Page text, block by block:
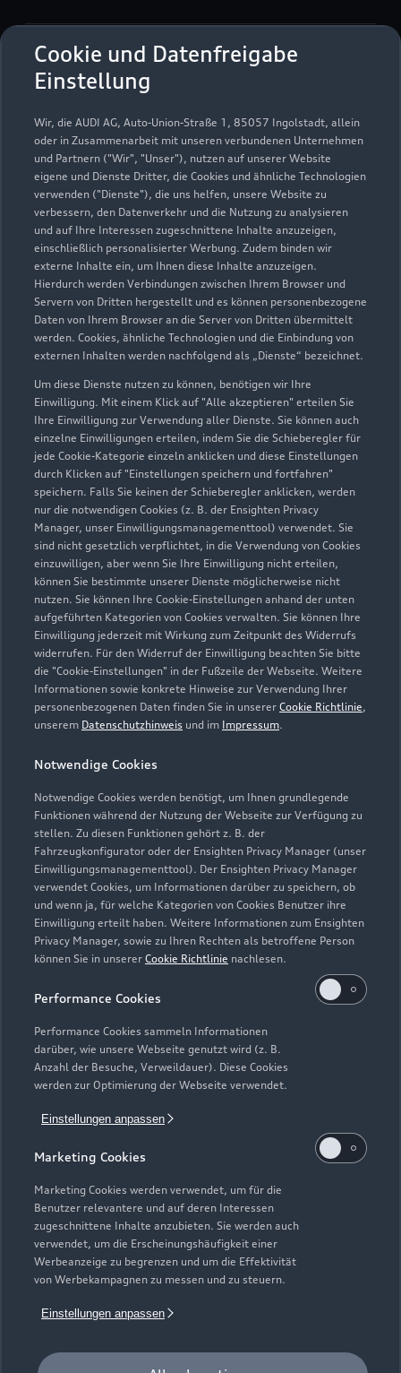
Cookie und Datenfreigabe
Einstellung
Wir, die AUDI AG, Auto-Union-Straße 1, 85057 Ingolstadt, allein
oder in Zusammenarbeit mit unseren verbundenen Unternehmen
und Partnern ("Wir", "Unser"), nutzen auf unserer Website
eigene und Dienste Dritter, die Cookies und ähnliche Technologien
verwenden ("Dienste"), die uns helfen, unsere Website zu
verbessern, den Datenverkehr und die Nutzung zu analysieren
und auf Ihre Interessen zugeschnittene Inhalte anzuzeigen,
einschließlich personalisierter Werbung. Zudem binden wir
externe Inhalte ein, um Ihnen diese Inhalte anzuzeigen.
Hierdurch werden Verbindungen zwischen Ihrem Browser und
Servern von Dritten hergestellt und es können personenbezogene
Daten von Ihrem Browser an die Server von Dritten übermittelt
werden. Cookies, ähnliche Technologien und die Einbindung von
externen Inhalten werden nachfolgend als „Dienste“ bezeichnet.
Um diese Dienste nutzen zu können, benötigen wir Ihre
Einwilligung. Mit einem Klick auf "Alle akzeptieren" erteilen Sie
Ihre Einwilligung zur Verwendung aller Dienste. Sie können auch
einzelne Einwilligungen erteilen, indem Sie die Schieberegler für
jede Cookie-Kategorie einzeln anklicken und diese Einstellungen
durch Klicken auf "Einstellungen speichern und fortfahren"
speichern. Falls Sie keinen der Schieberegler anklicken, werden
nur die notwendigen Cookies (z. B. der Ensighten Privacy
Manager, unser Einwilligungsmanagementtool) verwendet. Sie
sind nicht gesetzlich verpflichtet, in die Verwendung von Cookies
einzuwilligen, aber wenn Sie Ihre Einwilligung nicht erteilen,
können Sie bestimmte unserer Dienste möglicherweise nicht
nutzen. Sie können Ihre Cookie-Einstellungen anhand der unten
aufgeführten Kategorien von Cookies verwalten. Sie können Ihre
Einwilligung jederzeit mit Wirkung zum Zeitpunkt des Widerrufs
widerrufen. Für den Widerruf der Einwilligung beachten Sie bitte
die "Cookie-Einstellungen" in der Fußzeile der Webseite. Weitere
Informationen sowie konkrete Hinweise zur Verwendung Ihrer
personenbezogenen Daten finden Sie in unserer Cookie Richtlinie,
unserem Datenschutzhinweis und im Impressum.
Notwendige Cookies
Notwendige Cookies werden benötigt, um Ihnen grundlegende
Funktionen während der Nutzung der Webseite zur Verfügung zu
stellen. Zu diesen Funktionen gehört z. B. der
Fahrzeugkonfigurator oder der Ensighten Privacy Manager (unser
Einwilligungsmanagementtool). Der Ensighten Privacy Manager
verwendet Cookies, um Informationen darüber zu speichern, ob
und wenn ja, für welche Kategorien von Cookies Benutzer ihre
Einwilligung erteilt haben. Weitere Informationen zum Ensighten
Privacy Manager, sowie zu Ihren Rechten als betroffene Person
können Sie in unserer Cookie Richtlinie nachlesen.
Performance Cookies
Performance Cookies sammeln Informationen
darüber, wie unsere Webseite genutzt wird (z. B.
Anzahl der Besuche, Verweildauer). Diese Cookies
werden zur Optimierung der Webseite verwendet.
Einstellungen anpassen
Marketing Cookies
Marketing Cookies werden verwendet, um für die
Benutzer relevantere und auf deren Interessen
zugeschnittene Inhalte anzubieten. Sie werden auch
verwendet, um die Erscheinungshäufigkeit einer
Werbeanzeige zu begrenzen und um die Effektivität
von Werbekampagnen zu messen und zu steuern.
Einstellungen anpassen
Service
Geschlossen
Montag 07:00
Montag - Freitag
07:00 - 18:00
Samstag
08:00 - 13:00
Sonntag
Geschlossen
Zur Inspektion
Zur Reparatur
Zurück nach oben
Modelle
Elektromodelle
Plug-in-Hybride
Neuwagensuche
Gebrauchtwagensuche
Geschäftskunden
Service & Zubehör
Saisonale Angebote
Audi Services
Garantie
Audi digital services
myAudi
Support
Audi Code
Häufige Fragen (FAQ)
Audi Online Beratung
Online-Terminvereinbarung
Servicekontakt
Über Audi
Unternehmen
Karriere
Investor Relations
Audi erleben
© 2026 AUDI AG. Alle Rechte vorbehalten
Impressum Rechtliches
Cookie-Richtlinie